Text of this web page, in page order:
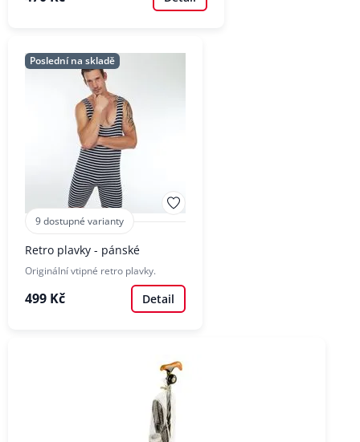
Poslední na skladě
9 dostupné varianty
Retro plavky - pánské
Originální vtipné retro plavky.
499 Kč Detail